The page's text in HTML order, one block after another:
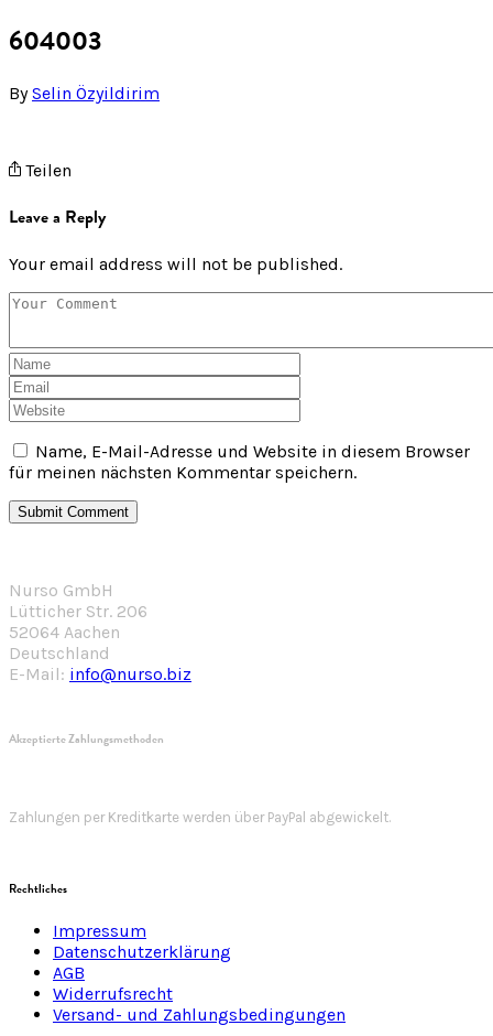
604003
BySelin Özyildirim
Teilen
Leave a Reply
Your email address will not be published.
Name, E-Mail-Adresse und Website in diesem Browser
für meinen nächsten Kommentar speichern.
Nurso GmbH
Lütticher Str. 206
52064 Aachen
Deutschland
E-Mail: info@nurso.biz
Akzeptierte Zahlungsmethoden
Zahlungen per Kreditkarte werden über PayPal abgewickelt.
Rechtliches
Impressum
Datenschutzerklärung
AGB
Widerrufsrecht
Versand- und Zahlungsbedingungen